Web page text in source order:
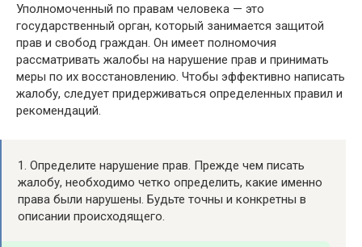
Уполномоченный по правам человека — это
государственный орган, который занимается защитой
прав и свобод граждан. Он имеет полномочия
рассматривать жалобы на нарушение прав и принимать
меры по их восстановлению. Чтобы эффективно написать
жалобу, следует придерживаться определенных правил и
рекомендаций.
1. Определите нарушение прав. Прежде чем писать
жалобу, необходимо четко определить, какие именно
права были нарушены. Будьте точны и конкретны в
описании происходящего.